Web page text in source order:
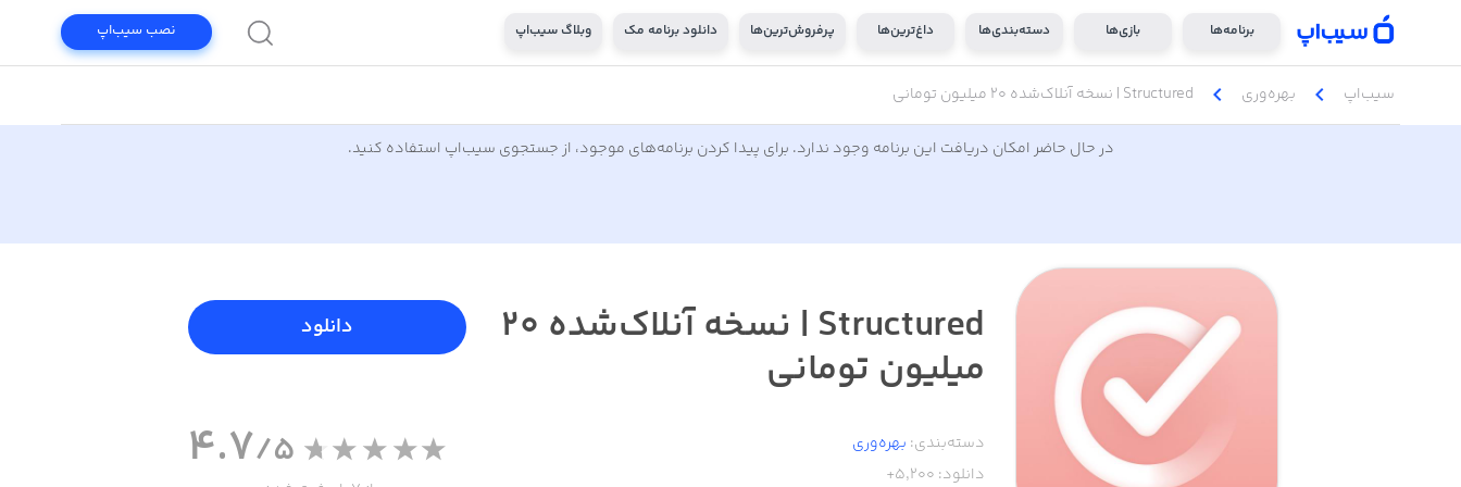
برنامه‌ها بازی‌ها دسته‌بندی‌ها داغ‌ترین‌ها پرفروش‌ترین‌ها دانلود برنامه مک وبلاگ سیب‌اپ نصب سیب‌اپ
سیب‌اپ chevron_left بهره‌وری chevron_left Structured | نسخه آنلاک‌شده ۲۰ میلیون تومانی
در حال حاضر امکان دریافت این برنامه وجود ندارد. برای پیدا کردن برنامه‌های موجود، از جستجوی سیب‌اپ استفاده کنید.
Structured | نسخه آنلاک‌شده ۲۰
میلیون تومانی
دسته‌بندی: بهره‌وری
دانلود: 5,200+
دانلود
4.7/5